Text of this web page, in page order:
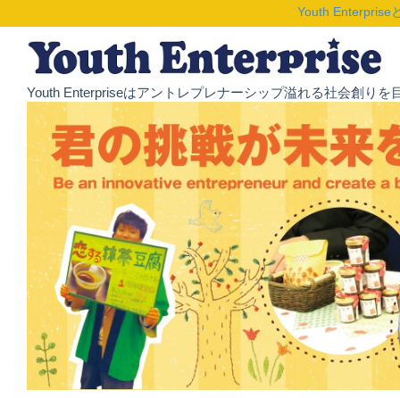
Youth Enterprise
Youth Enterpriseはアントレプレナーシップ溢れる社会創り